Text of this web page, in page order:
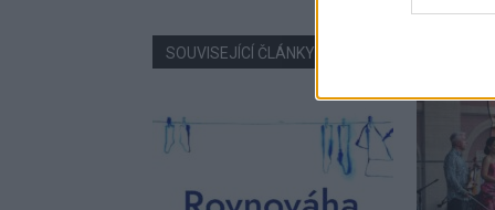
SOUVISEJÍCÍ ČLÁNKY